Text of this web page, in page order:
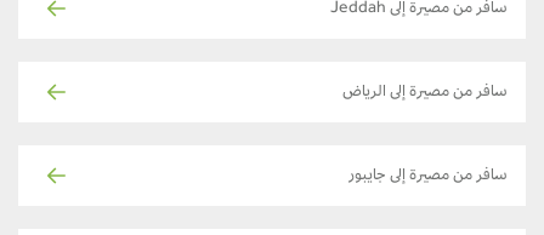
سافر من مصيرة إلى Jeddah
سافر من مصيرة إلى الرياض
سافر من مصيرة إلى جايبور